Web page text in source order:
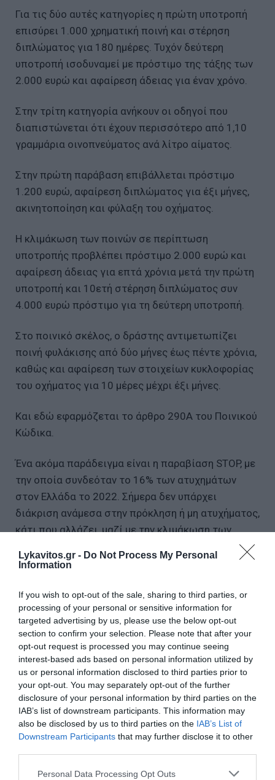
Lykavitos.gr - Do Not Process My Personal
Information
If you wish to opt-out of the sale, sharing to third parties, or
processing of your personal or sensitive information for
targeted advertising by us, please use the below opt-out
section to confirm your selection. Please note that after your
opt-out request is processed you may continue seeing
interest-based ads based on personal information utilized by
us or personal information disclosed to third parties prior to
your opt-out. You may separately opt-out of the further
disclosure of your personal information by third parties on the
IAB’s list of downstream participants. This information may
also be disclosed by us to third parties on the IAB’s List of
Downstream Participants that may further disclose it to other
Please note that this website/app uses one or more Google
Personal Data Processing Opt Outs
Για τις δύο αυτές κατηγορίες η πρώτη υποτροπή
επισύρει 1.000 χρηματική ποινή και στέρηση
διπλώματος για 180 ημέρες. Τυχόν δεύτερη
υποτροπή ισοδυναμεί με πρόστιμο της τάξης των
2.000 ευρώ και αφαίρεση άδειας για έναν χρόνο.
Στην τρίτη κατηγορία ανήκουν οι οδηγοί που
διαπιστώνεται ότι έχουν περισσότερο από 1,10
γραμμάρια οινοπνεύματος ανά λίτρο αίματος.
Στην πρώτη παράβαση επιβάλλεται πρόστιμο
1.200 ευρώ, αφαίρεση διπλώματος για έξι μήνες,
ακινητοποίηση και φύλαξη του οχήματος.
Η κλιμάκωση των ποινών σε περίπτωση
υποτροπής προβλέπει πρόστιμο 2.000 ευρώ και
αφαίρεση άδειας για επτά χρόνια μετά την πρώτη
υποτροπή και 10ετή στέρηση διπλώματος συν
4.000 ευρώ πρόστιμο για τη δεύτερη υποτροπή.
Στο ποινικό σκέλος, ο δράστης αντιμετωπίζει
ποινή φυλάκισης από δύο μήνες έως πέντε χρόνια,
καθώς και αφαίρεση των στοιχείων κυκλοφορίας
του οχήματος για 10 μέρες μέχρι έξι μήνες.
Και εδώ εφαρμόζεται το άρθρο 290Α του Ποινικού
Κώδικα.
Ένα ακόμα παράδειγμα είναι η παραβίαση STOP, με
την οποία συνδεόταν το 16% των ατυχημάτων
στον Ελλάδα το 2022. Σήμερα δεν υπάρχει
διάκριση ανάμεσα στην πρόκληση ή μη ατυχήματος,
κάτι που αλλάζει, μαζί με την κλιμάκωση των
παράβαση συνοδεύεται από πρόστιμο 350 ευρώ
και αφαίρεση άδειας για 30 ημέρες. Για όσους
επαναλάβουν την παράβαση το πρόστιμο
σκαρφαλώνει στα 1.000 ευρώ και η απώλεια του
διπλώματος επεκτείνεται στις 180 ημέρες. Η
δεύτερη υποτροπή σημαίνει 2.000 ευρώ πρόστιμο.
Σε περίπτωση πρόκλησης ατυχήματος η πρώτη
ποινή είναι 700 ευρώ πρόστιμο και στέρηση
άδειας για 60 ημέρες, τυχόν υποτροπή οδηγεί σε
πρόστιμο 2.000 ευρώ και αφαίρεση άδειας για
τέσσερα έτη. Νέα υποτροπή επισύρει 4.000 ευρώ